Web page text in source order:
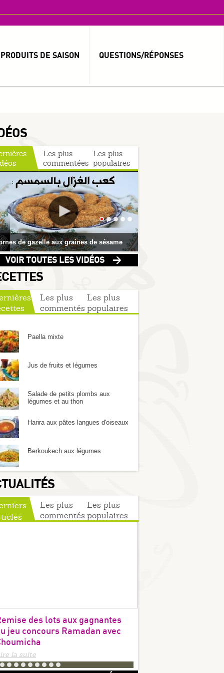
MOT DE PASSE OUBLIÉ ?
PRODUITS DE SAISON QUESTIONS/RÉPONSES
ET TOUT SAVOIR
Lire la suite...
Cornes de gazelle
Les plus
commentées
Les plus
populaires
de gazelle aux graines de sésame
VOIR TOUTES LES VIDÉOS >
Les plus
commentés
Les plus
populaires
Paella mixte
Jus de fruits et légumes
Salade de petits plombs aux
légumes et au thon
Harira aux pâtes langues d'oiseaux
Berkoukech aux légumes
Les plus
commentés
Les plus
populaires
des lots aux gagnantes
jeu concours Ramadan avec
la suite